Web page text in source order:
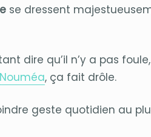
se dressent
dire qu’il n’y a pas
Nouméa, ça fait drôle.
geste quotidien au